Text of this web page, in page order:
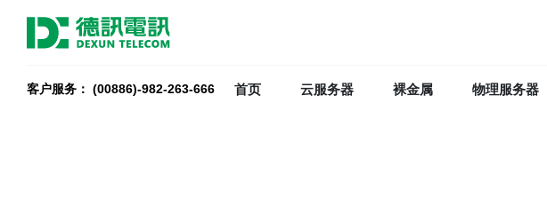
客户服务： (00886)-982-263-666 首页 云服务器 裸金属 物理服务器